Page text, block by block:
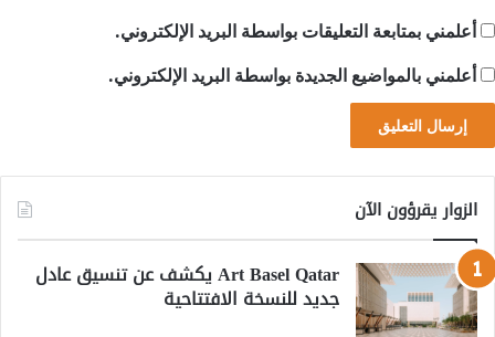
أعلمني بمتابعة التعليقات بواسطة البريد الإلكتروني.
أعلمني بالمواضيع الجديدة بواسطة البريد الإلكتروني.
الزوار يقرؤون الآن
Art Basel Qatar يكشف عن تنسيق عادل
جديد للنسخة الافتتاحية